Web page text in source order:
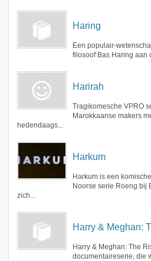
Haring
Een populair-
filosoof Bas Haring aan
Harirah
Tragikomesche VPRO
Marokkaanse makers
hedendaags...
Harkum
Harkum is een
Noorse serie Roeng bij
zich...
Harry & Meghan:
Harry & Meghan: The
documentaireserie, die